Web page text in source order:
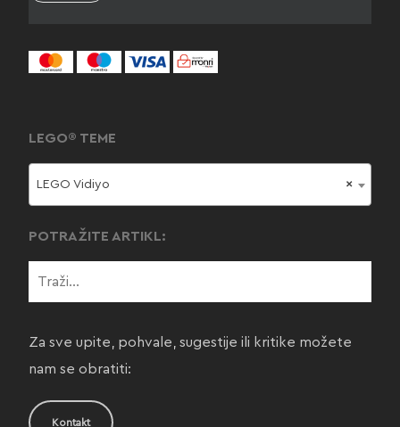
LEGO® TEME
×
LEGO Vidiyo
POTRAŽITE ARTIKL:
Za sve upite, pohvale, sugestije ili kritike možete
nam se obratiti:
Kontakt